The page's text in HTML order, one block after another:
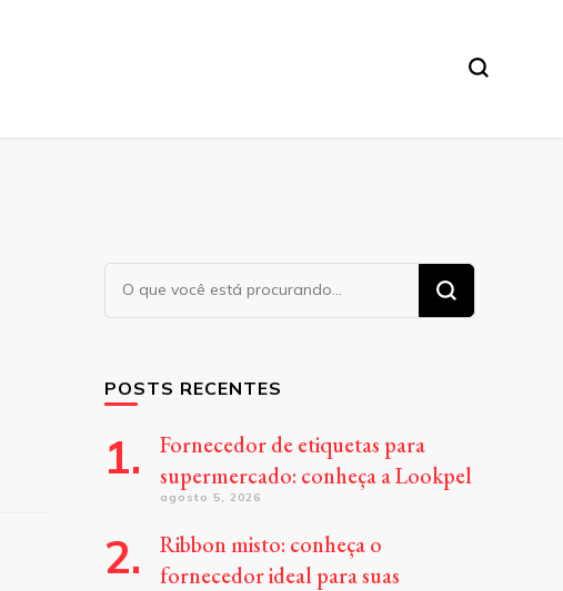
Procurando
algo?
POSTS RECENTES
Fornecedor de etiquetas para
supermercado: conheça a Lookpel
agosto 5, 2026
Ribbon misto: conheça o
fornecedor ideal para suas